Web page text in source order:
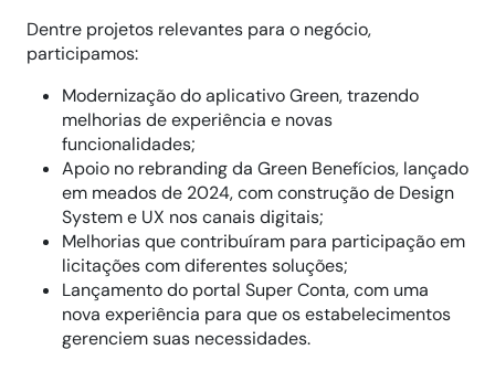
Dentre projetos relevantes para o negócio,
participamos:
Modernização do aplicativo Green, trazendo
melhorias de experiência e novas
funcionalidades;
Apoio no rebranding da Green Benefícios, lançado
em meados de 2024, com construção de Design
System e UX nos canais digitais;
Melhorias que contribuíram para participação em
licitações com diferentes soluções;
Lançamento do portal Super Conta, com uma
nova experiência para que os estabelecimentos
gerenciem suas necessidades.